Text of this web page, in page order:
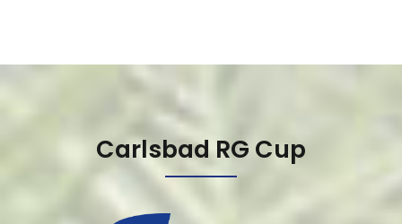
Carlsbad RG Cup